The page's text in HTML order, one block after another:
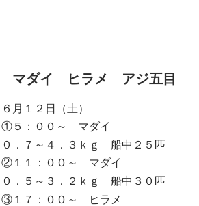
マダイ ヒラメ アジ五目
６月１２日（土）
①５：００～ マダイ
０．７～４．３ｋｇ 船中２５匹
②１１：００～ マダイ
０．５～３．２ｋｇ 船中３０匹
③１７：００～ ヒラメ